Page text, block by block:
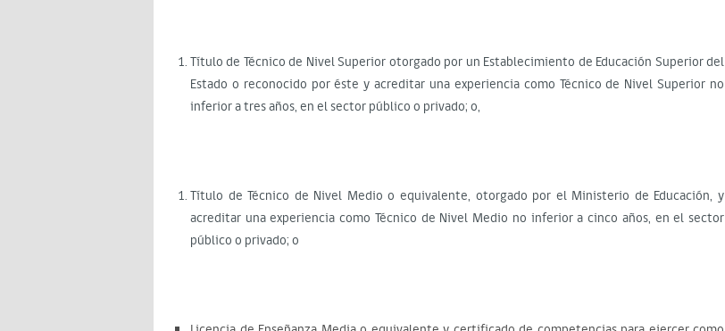
Título de Técnico de Nivel Superior otorgado por un Establecimiento de Educación Superior del
Estado o reconocido por éste y acreditar una experiencia como Técnico de Nivel Superior no
inferior a tres años, en el sector público o privado; o,
Título de Técnico de Nivel Medio o equivalente, otorgado por el Ministerio de Educación, y
acreditar una experiencia como Técnico de Nivel Medio no inferior a cinco años, en el sector
público o privado; o